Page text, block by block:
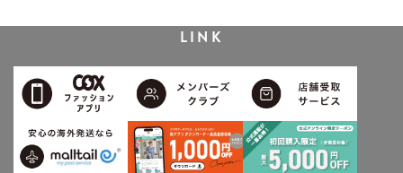
LINK